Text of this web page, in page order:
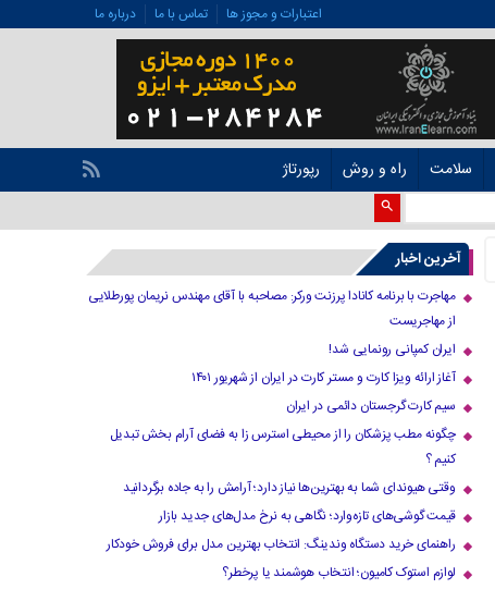
اعتبارات و مجوز ها تماس با ما درباره ما
سلامت راه و روش رپورتاژ
آخرین اخبار
مهاجرت با برنامه کانادا پرزنت ورکر: مصاحبه با آقای مهندس نریمان پورطلایی
از مهاجریست
ایران کمپانی رونمایی شد!
آغاز ارائه ویزا کارت و مستر کارت در ایران از شهریور ۱۴۰۱
سیم کارت گرجستان دائمی در ایران
چگونه مطب پزشکان را از محیطی استرس زا به فضای آرام بخش تبدیل
کنیم ؟
وقتی هیوندای شما به بهترین‌ها نیاز دارد؛ آرامش را به جاده برگردانید
قیمت گوشی‌های تازه‌وارد؛ نگاهی به نرخ مدل‌های جدید بازار
راهنمای خرید دستگاه وندینگ: انتخاب بهترین مدل برای فروش خودکار
لوازم استوک کامیون؛ انتخاب هوشمند یا پرخطر؟